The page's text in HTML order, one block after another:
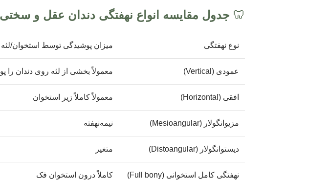
🦷 جدول مقایسه انواع نهفتگی دندان عقل و
نوع نهفتگی میزان پوشیدگی توسط استخوان/لثه
عمودی (Vertical) معمولاً بخشی از لثه روی دندان را
افقی (Horizontal) معمولاً کاملاً زیر استخوان
مزیوانگولار (Mesioangular) نیمه‌نهفته
دیستو‌انگولار (Distoangular) متغیر
نهفتگی کامل استخوانی (Full bony) کاملاً درون استخوان فک